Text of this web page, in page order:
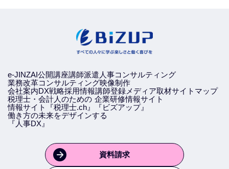
e-JINZAI公開講座講師派遣 人事コンサルティング
業務改革コンサルティング映像制作
会社案内DX戦略採用情報講師登録 メディア取材サイトマップ
税理士・会計人のための
情報サイト『税理士.ch』
企業研修情報サイト
『ビズアップ』
働き方の未来をデザインする
『人事DX』
資料請求